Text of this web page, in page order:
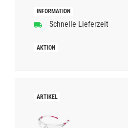
Schnelle Lieferzeit